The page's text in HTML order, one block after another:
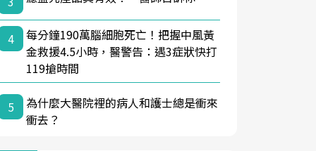
4
每分鐘190萬腦細胞死亡！把握中風黃
金救援4.5小時，醫警告：遇3症狀快打
119搶時間
5
為什麼大醫院裡的病人和護士總是衝來
衝去？